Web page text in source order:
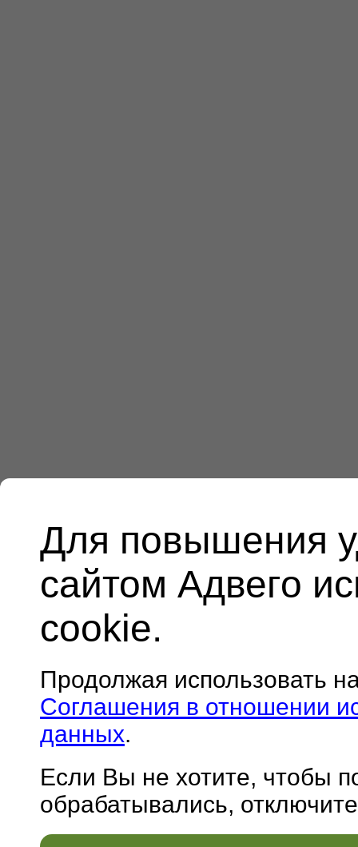
Для повышения
сайтом Адвего
cookie.
Продолжая использовать
Соглашения в отношении
данных.
Если Вы не хотите, чтобы
обрабатывались,